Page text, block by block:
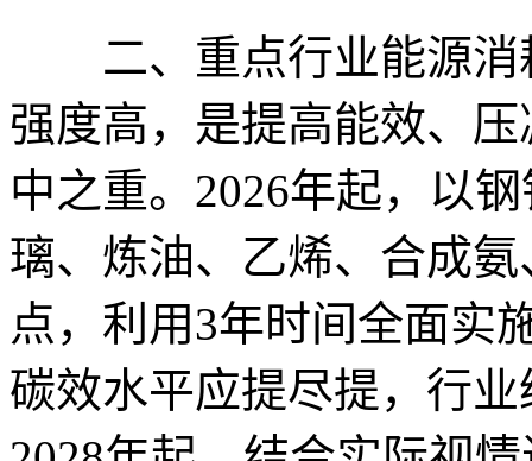
二、重点行业能源消
强度高，是提高能效、
中之重。2026年起，以
璃、炼油、乙烯、合成
点，利用3年时间全面实
碳效水平应提尽提，行